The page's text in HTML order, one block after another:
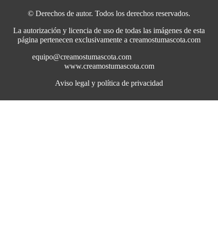
© Derechos de autor. Todos los derechos reservados.
La autorización y licencia de uso de todas las imágenes de esta
página pertenecen exclusivamente a creamostumascota.com
equipo@creamostumascota.com
www.creamostumascota.com
Aviso legal y política de privacidad